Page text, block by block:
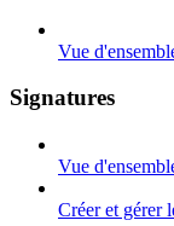
Vue
Signatures
Vue
Créer et gérer